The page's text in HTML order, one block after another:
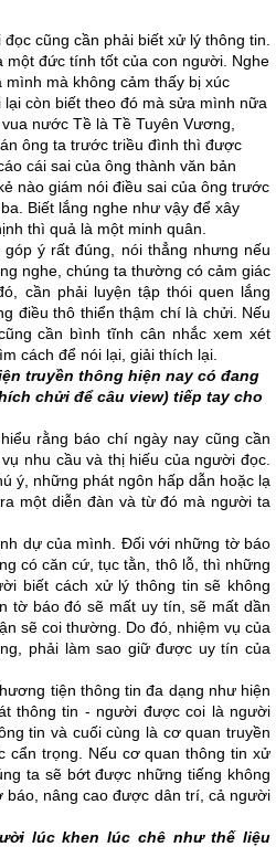
cũng cần phải biết xử lý thông tin.
một đức tính tốt của con người. Nghe
mà không cảm thấy bị xúc
còn biết theo đó mà sửa mình nữa
nước Tề là Tề Tuyên Vương,
ông ta trước triều đình thì được
cái sai của ông thành văn bản
nào giám nói điều sai của ông trước
Biết lắng nghe như vậy để xây
thì quả là một minh quân.
ý rất đúng, nói thẳng nhưng nếu
nghe, chúng ta thường có cảm giác
cần phải luyện tập thói quen lắng
điều thô thiển thậm chí là chửi. Nếu
cần bình tĩnh cân nhắc xem xét
cách để nói lại, giải thích lại.
truyền thông hiện nay có đang
chửi để câu view) tiếp tay cho
rằng báo chí ngày nay cũng cần
nhu cầu và thị hiếu của người đọc.
ý, những phát ngôn hấp dẫn hoặc lạ
một diễn đàn và từ đó mà người ta
dự của mình. Đối với những tờ báo
có căn cứ, tục tằn, thô lỗ, thì những
biết cách xử lý thông tin sẽ không
tờ báo đó sẽ mất uy tín, sẽ mất dần
sẽ coi thường. Do đó, nhiệm vụ của
phải làm sao giữ được uy tín của
tiện thông tin đa dạng như hiện
thông tin - người được coi là người
tin và cuối cùng là cơ quan truyền
cẩn trọng. Nếu cơ quan thông tin xử
ta sẽ bớt được những tiếng không
nâng cao được dân trí, cả người
lúc khen lúc chê như thế liệu